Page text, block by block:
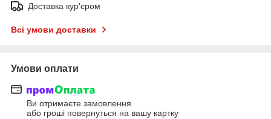
Доставка кур'єром
Всі умови доставки
Умови оплати
Ви отримаєте замовлення
або гроші повернуться на вашу картку